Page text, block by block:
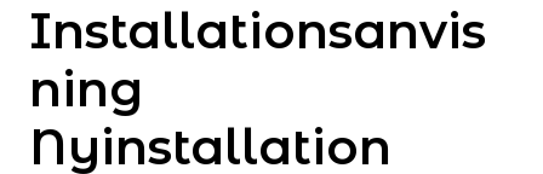
Installationsanvis
ning
Nyinstallation